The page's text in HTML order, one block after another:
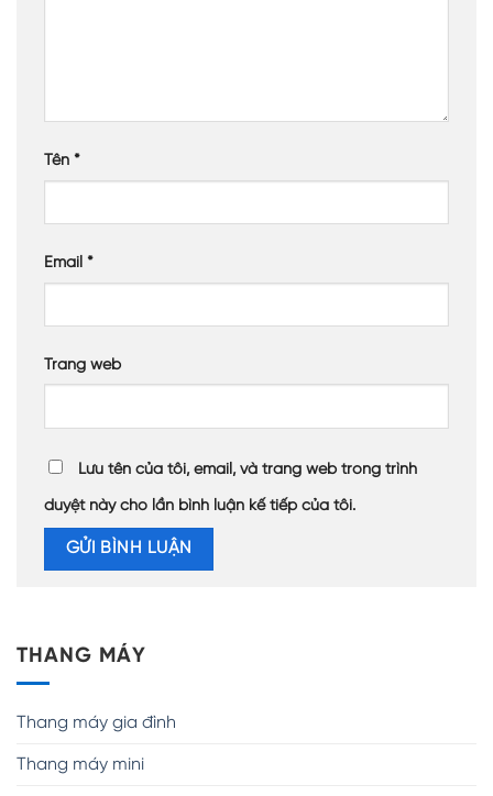
Tên *
Email *
Trang web
Lưu tên của tôi, email, và trang web trong trình
duyệt này cho lần bình luận kế tiếp của tôi.
THANG MÁY
Thang máy gia đình
Thang máy mini